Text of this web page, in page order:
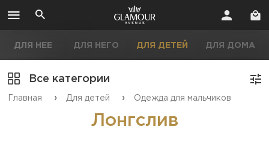
ДЛЯ НЕЕ ДЛЯ НЕГО ДЛЯ ДЕТЕЙ ДЛЯ ДОМА
Все категории
Главная › Для детей › Одежда для мальчиков
Лонгслив